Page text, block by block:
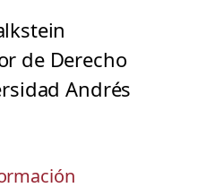
de Derecho
Andrés